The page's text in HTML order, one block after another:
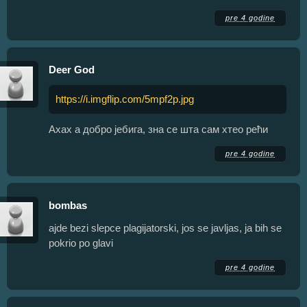
pre 4 godine
Deer God
https://i.imgflip.com/5mpf2p.jpg
Ахах а добро јебига, зна се шта сам хтео рећи
pre 4 godine
bombas
ajde bezi slepce plagijatorski, jos se javljas, ja bih se
pokrio po glavi
pre 4 godine